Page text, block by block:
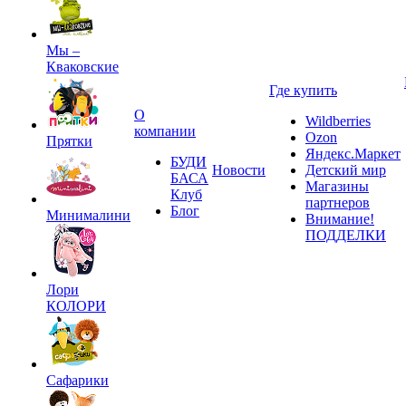
Мы –
Кваковские
Прятки
Минималини
Лори
КОЛОРИ
Сафарики
О
компании
БУДИ
БАСА
Клуб
Блог
Новости
Где купить
Wildberries
Ozon
Яндекс.Маркет
Детский мир
Магазины
партнеров
Внимание!
ПОДДЕЛКИ